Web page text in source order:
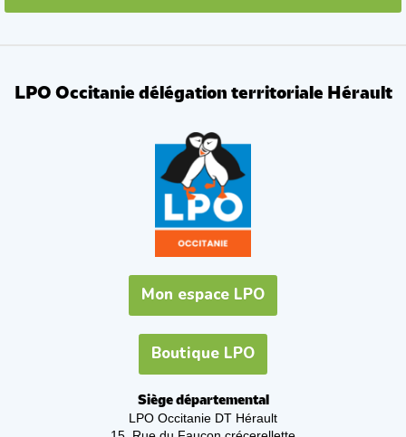
LPO Occitanie délégation territoriale Hérault
Mon espace LPO
Boutique LPO
Siège départemental
LPO Occitanie DT Hérault